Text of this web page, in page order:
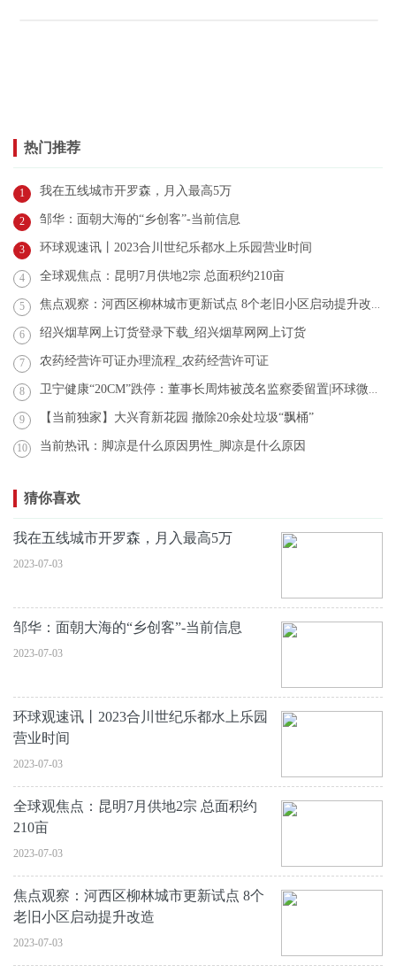
热门推荐
1 我在五线城市开罗森，月入最高5万
2 邹华：面朝大海的“乡创客”-当前信息
3 环球观速讯丨2023合川世纪乐都水上乐园营业时间
4 全球观焦点：昆明7月供地2宗 总面积约210亩
5 焦点观察：河西区柳林城市更新试点 8个老旧小区启动提升改造
6 绍兴烟草网上订货登录下载_绍兴烟草网网上订货
7 农药经营许可证办理流程_农药经营许可证
8 卫宁健康“20CM”跌停：董事长周炜被茂名监察委留置|环球微资讯
9 【当前独家】大兴育新花园 撤除20余处垃圾“飘桶”
10 当前热讯：脚凉是什么原因男性_脚凉是什么原因
猜你喜欢
我在五线城市开罗森，月入最高5万
2023-07-03
邹华：面朝大海的“乡创客”-当前信息
2023-07-03
环球观速讯丨2023合川世纪乐都水上乐园
营业时间
2023-07-03
全球观焦点：昆明7月供地2宗 总面积约
210亩
2023-07-03
焦点观察：河西区柳林城市更新试点 8个
老旧小区启动提升改造
2023-07-03